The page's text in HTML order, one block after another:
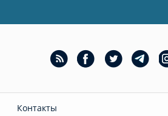
Контакты